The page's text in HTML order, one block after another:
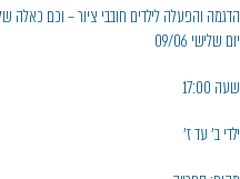
הדגמה והפעלה לילדים חובבי ציור – וכם כאלה
יום שלישי 09/06
שעה 17:00
ילדי ב' עד ז'